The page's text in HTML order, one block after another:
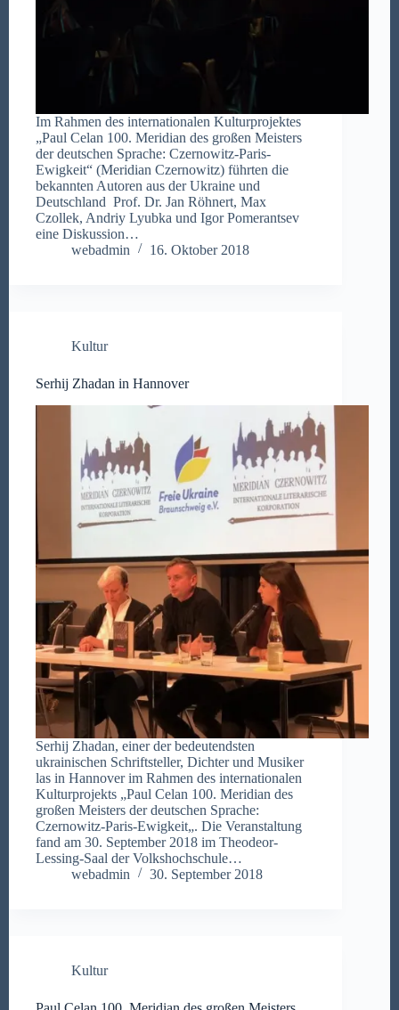
Im Rahmen des internationalen Kulturprojektes
„Paul Celan 100. Meridian des großen Meisters
der deutschen Sprache: Czernowitz-Paris-
Ewigkeit“ (Meridian Czernowitz) führten die
bekannten Autoren aus der Ukraine und
Deutschland Prof. Dr. Jan Röhnert, Max
Czollek, Andriy Lyubka und Igor Pomerantsev
eine Diskussion…
webadmin
16. Oktober 2018
Kultur
Serhij Zhadan in Hannover
Serhij Zhadan, einer der bedeutendsten
ukrainischen Schriftsteller, Dichter und Musiker
las in Hannover im Rahmen des internationalen
Kulturprojekts „Paul Celan 100. Meridian des
großen Meisters der deutschen Sprache:
Czernowitz-Paris-Ewigkeit„. Die Veranstaltung
fand am 30. September 2018 im Theodeor-
Lessing-Saal der Volkshochschule…
webadmin
30. September 2018
Kultur